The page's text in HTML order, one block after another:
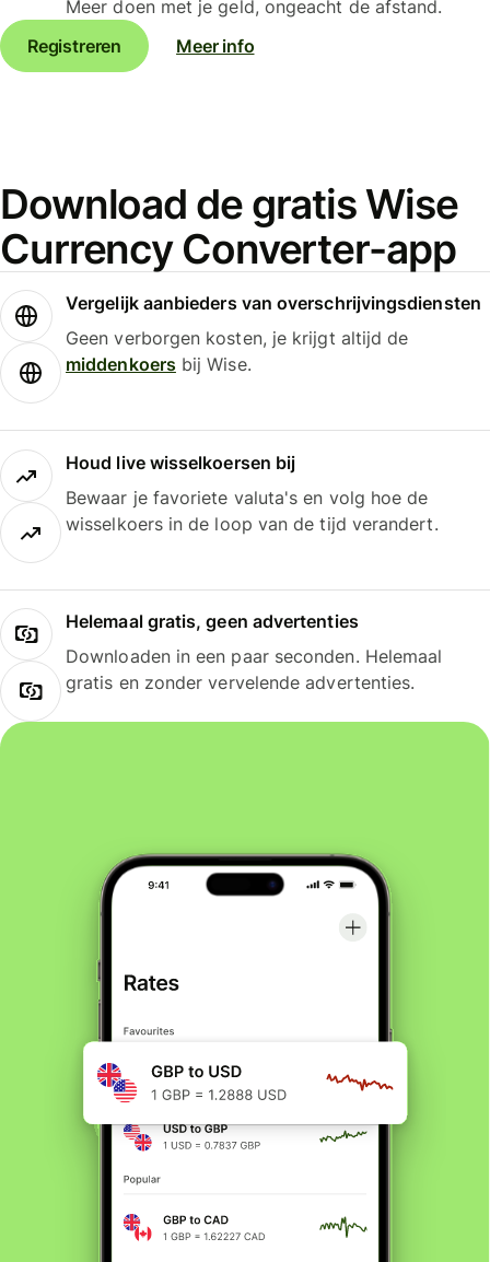
Meer doen met je geld, ongeacht de afstand.
Registreren
Meer info
Download de gratis Wise
Currency Converter-app
Vergelijk aanbieders van overschrijvingsdiensten
Geen verborgen kosten, je krijgt altijd de
middenkoersbij Wise.
Houd live wisselkoersen bij
Bewaar je favoriete valuta's en volg hoe de
wisselkoers in de loop van de tijd verandert.
Helemaal gratis, geen advertenties
Downloaden in een paar seconden. Helemaal
gratis en zonder vervelende advertenties.